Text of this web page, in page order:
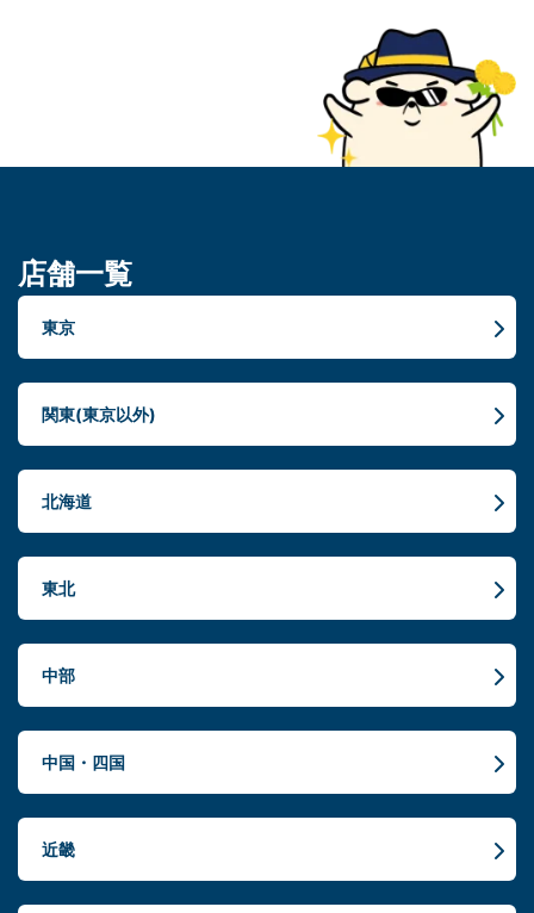
店舗一覧
東京
関東(東京以外)
北海道
東北
中部
中国・四国
近畿